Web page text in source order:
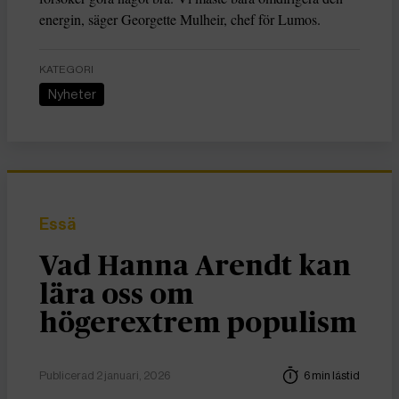
energin, säger Georgette Mulheir, chef för Lumos.
KATEGORI
Nyheter
Essä
Vad Hanna Arendt kan
lära oss om
högerextrem populism
Publicerad 2 januari, 2026 6 min lästid